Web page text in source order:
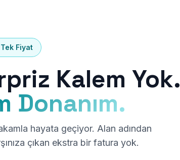
Fiyat
Kalem Yok.
Donanım.
hayata geçiyor. Alan adından
çıkan ekstra bir fatura yok.